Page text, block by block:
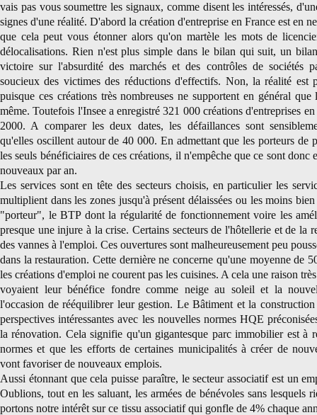
vais pas vous soumettre les signaux, comme disent les intéressés,
signes d'une réalité. D'abord la création d'entreprise en France est en
que cela peut vous étonner alors qu'on martèle les mots de
délocalisations. Rien n'est plus simple dans le bilan qui suit, un
victoire sur l'absurdité des marchés et des contrôles de sociétés
soucieux des victimes des réductions d'effectifs. Non, la réalité est
puisque ces créations très nombreuses ne supportent en général
même. Toutefois l'Insee a enregistré 321 000 créations d'entreprises
2000. A comparer les deux dates, les défaillances sont
qu'elles oscillent autour de 40 000. En admettant que les porteurs de
les seuls bénéficiaires de ces créations, il n'empêche que ce sont
nouveaux par an.
Les services sont en tête des secteurs choisis, en particulier les
multiplient dans les zones jusqu'à présent délaissées ou les moins
"porteur", le BTP dont la régularité de fonctionnement voire les
presque une injure à la crise. Certains secteurs de l'hôtellerie et de la
des vannes à l'emploi. Ces ouvertures sont malheureusement peu
dans la restauration. Cette dernière ne concerne qu'une moyenne de
les créations d'emploi ne courent pas les cuisines. A cela une raison
voyaient leur bénéfice fondre comme neige au soleil et la
l'occasion de rééquilibrer leur gestion. Le Bâtiment et la
perspectives intéressantes avec les nouvelles normes HQE
la rénovation. Cela signifie qu'un gigantesque parc immobilier est à
normes et que les efforts de certaines municipalités à créer de
vont favoriser de nouveaux emplois.
Aussi étonnant que cela puisse paraître, le secteur associatif est un
Oublions, tout en les saluant, les armées de bénévoles sans lesquels
portons notre intérêt sur ce tissu associatif qui gonfle de 4% chaque